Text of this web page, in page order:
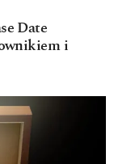
Date
i